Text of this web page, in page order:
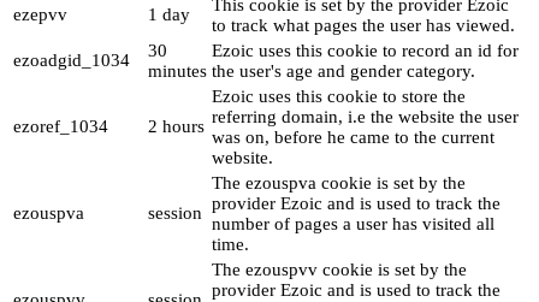
ezepvv
1 day
This cookie is set by the provider Ezoic
to track what pages the user has viewed.
ezoadgid_1034
30
minutes
Ezoic uses this cookie to record an id for
the user's age and gender category.
ezoref_1034 2 hours
Ezoic uses this cookie to store the
referring domain, i.e the website the user
was on, before he came to the current
website.
ezouspva session
The ezouspva cookie is set by the
provider Ezoic and is used to track the
number of pages a user has visited all
time.
The ezouspvv cookie is set by the
provider Ezoic and is used to track the